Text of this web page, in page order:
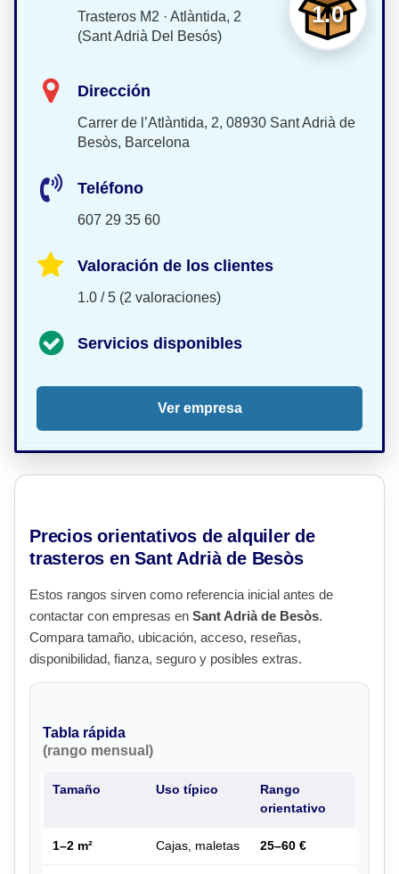
1.0
Trasteros M2 · Atlàntida, 2
(Sant Adrià Del Besós)
Dirección
Carrer de l’Atlàntida, 2, 08930 Sant Adrià de
Besòs, Barcelona
Teléfono
607 29 35 60
Valoración de los clientes
1.0 / 5 (2 valoraciones)
Servicios disponibles
Ver empresa
Precios orientativos de alquiler de
trasteros en Sant Adrià de Besòs
Estos rangos sirven como referencia inicial antes de
contactar con empresas en Sant Adrià de Besòs.
Compara tamaño, ubicación, acceso, reseñas,
disponibilidad, fianza, seguro y posibles extras.
Tabla rápida
(rango mensual)
Tamaño Uso típico
Rango
orientativo
1–2 m² Cajas, maletas 25–60 €